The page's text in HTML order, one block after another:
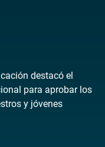
destacó el
para aprobar los
y jóvenes